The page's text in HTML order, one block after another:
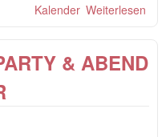
Weiterlesen
Kalender
& ABEND